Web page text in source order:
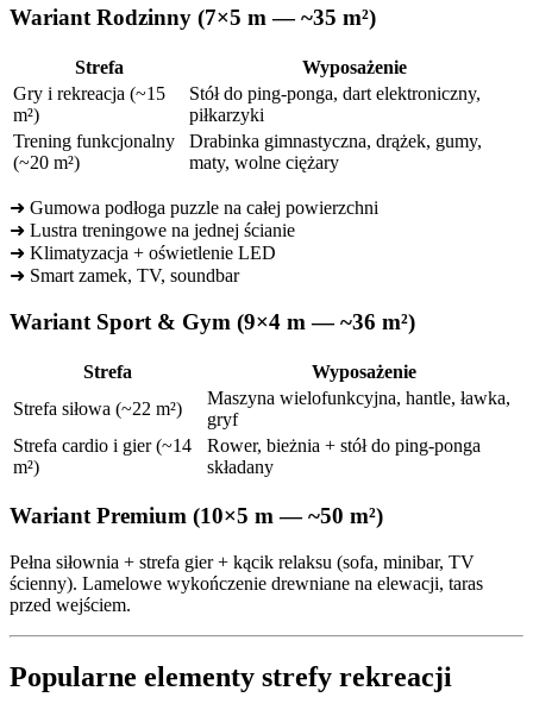
Wariant Rodzinny (7×5 m — ~35 m²)
Strefa
Wyposażenie
Gry i rekreacja (~15
m²)
Stół do ping-ponga, dart elektroniczny,
piłkarzyki
Trening funkcjonalny
(~20 m²)
Drabinka gimnastyczna, drążek, gumy,
maty, wolne ciężary
➜ Gumowa podłoga puzzle na całej powierzchni
➜ Lustra treningowe na jednej ścianie
➜ Klimatyzacja + oświetlenie LED
➜ Smart zamek, TV, soundbar
Wariant Sport & Gym (9×4 m — ~36 m²)
Strefa
Wyposażenie
Strefa siłowa (~22 m²)
Maszyna wielofunkcyjna, hantle, ławka,
gryf
Strefa cardio i gier (~14
m²)
Rower, bieżnia + stół do ping-ponga
składany
Wariant Premium (10×5 m — ~50 m²)
Pełna siłownia + strefa gier + kącik relaksu (sofa, minibar, TV
ścienny). Lamelowe wykończenie drewniane na elewacji, taras
przed wejściem.
Popularne elementy strefy rekreacji